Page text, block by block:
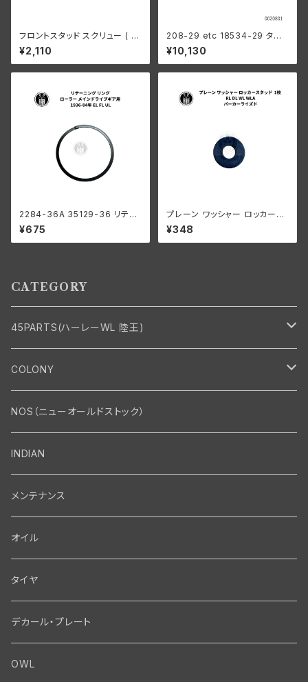
フロントスタッド スクリュー ( 2
639-31の中に入る) 2個入 ハ
ーレーダビッドソン 1932-52年
VL EL UL WLC G クローム
¥2,110
208-29 etc 18534-29 タペ
ットローラーセット ベアリング付
き ４個組
¥10,130
2284-36A 35129-36 リテー
ニング リング ローラー メインド
ライブギア用 ハーレーダビッド
ソン 1936-84年 EL FL UL
¥675
プレーン ワッシャー ロッカース
タッド 1枚 ハーレーダビッドソン
RL DL WL WLA パーカーライ
ズド
¥348
CATEGORY
45PARTS(ハーレーWL 陸王)
エンジン
エンジン・シリンダーヘッド
バルブ・タペット関係
エンジン関係 ビックツイン
マフラー・インテーク・キャブレター
マフラー関係
インテーク・キャブレター関係
エレクトリカル
ジェネレーター関係
ディストリビューター関係
駆動系
ドライブチェーン関係
スプロケット・ベルトドライブキット
フロントフォーク・フレーム
フロントフォーク関係
ソフテイル用 New Springer Fork
シート・サドルバッグ
シートポスト関係
ソロサドルシート関係
ハンドルバー・タンク・フェンダー
ハンドルバー関係
ホイール・ブレーキ
COLONY
Bolt・Nut
Nut
Screw
Front End・Rear End
Wheel-Brake
Fork-Shockabsorber
Motor
Motor
Carbrator
Transmission・Primary
Transmission-Shifter
Primary-clutch-Kickstarter
Gastank・Oiltank
Oilline
Gastank・Oiltank
Electrical
Electrical
TOOL
NOS（ニューオールドストック）
INDIAN
メンテナンス
オイル
タイヤ
デカール・プレート
OWL